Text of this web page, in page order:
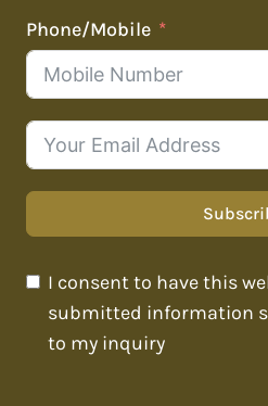
Phone/Mobile
I consent to have this
submitted information
to my inquiry